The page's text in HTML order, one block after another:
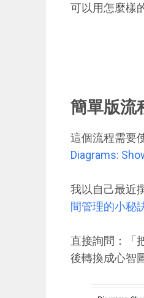
可以用怎麼樣
簡單版流
這個流程需要
Diagrams:
我以自己最近
間管理的小秘
直接詢問：「
後轉換成心智